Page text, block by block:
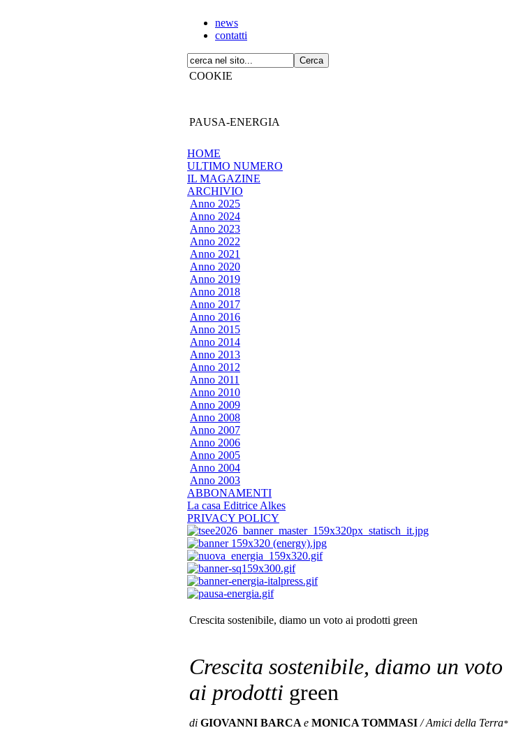
news
contatti
COOKIE
PAUSA-ENERGIA
HOME
ULTIMO NUMERO
IL MAGAZINE
ARCHIVIO
Anno 2025
Anno 2024
Anno 2023
Anno 2022
Anno 2021
Anno 2020
Anno 2019
Anno 2018
Anno 2017
Anno 2016
Anno 2015
Anno 2014
Anno 2013
Anno 2012
Anno 2011
Anno 2010
Anno 2009
Anno 2008
Anno 2007
Anno 2006
Anno 2005
Anno 2004
Anno 2003
ABBONAMENTI
La casa Editrice Alkes
PRIVACY POLICY
Crescita sostenibile, diamo un voto ai prodotti green
Crescita sostenibile, diamo un voto
ai prodotti green
di GIOVANNI BARCA e MONICA TOMMASI / Amici della Terra*